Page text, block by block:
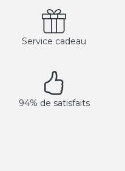
Service cadeau
94% de satisfaits